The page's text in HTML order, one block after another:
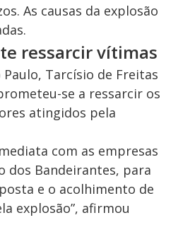
e
As causas da explosão
ressarcir vítimas
Tarcísio de Freitas
se a ressarcir os
atingidos pela
com as empresas
dos Bandeirantes, para
e o acolhimento de
explosão”, afirmou